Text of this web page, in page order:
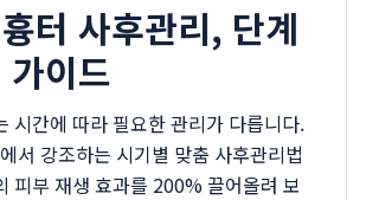
터 사후관리, 단계
가이드
시간에 따라 필요한 관리가 다릅니다.
서 강조하는 시기별 맞춤 사후관리법
피부 재생 효과를 200% 끌어올려 보